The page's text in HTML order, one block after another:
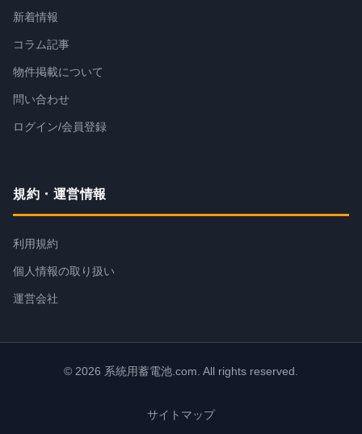
新着情報
コラム記事
物件掲載について
問い合わせ
ログイン/会員登録
規約・運営情報
利用規約
個人情報の取り扱い
運営会社
© 2026 系統用蓄電池.com. All rights reserved.
サイトマップ